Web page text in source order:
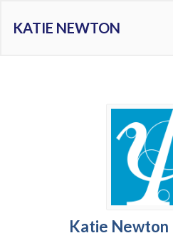
KATIE NEWTON
Katie Newton